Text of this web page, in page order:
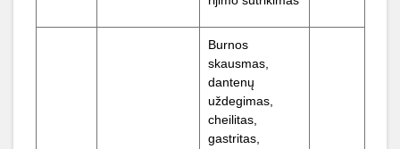
Burnos
skausmas,
dantenų
uždegimas,
cheilitas,
gastritas,